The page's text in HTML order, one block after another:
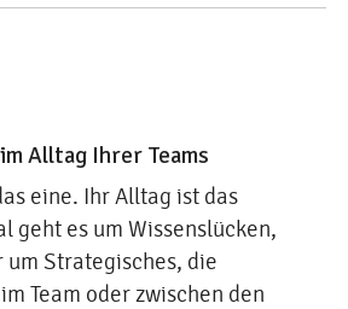
Alltag Ihrer Teams
eine. Ihr Alltag ist das
geht es um Wissenslücken,
Strategisches, die
Team oder zwischen den